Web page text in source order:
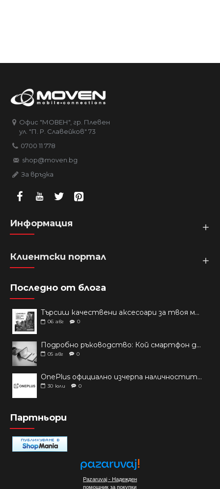
Офис "МОВЕН", гр. Плевен
ул. "П. Р. Славейков" 73
0700 11 778
shop@moven.bg
За връзка
Информация
Клиентски портал
Последно от блога
Търсиш качествени аксесоари за твоя модел? Как правилно да защитим новия си смартфон: Ръководство за аксесоари през 2026 г.
06 авг 0
Подробно ръководство: Кой смартфон да купиш през 2026 г.?
05 авг 0
OnePlus официално изчерпа наличностите си от телефони на основни пазари
30 юли 0
Партньори
Pazaruvaj - Надежден
помощник за покупки